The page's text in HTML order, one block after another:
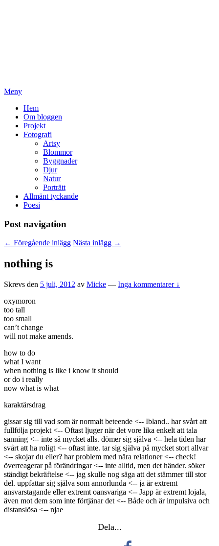
Meny
Primär
meny
Hem
Om bloggen
Projekt
Fotografi
Artsy
Blommor
Byggnader
Djur
Natur
Porträtt
Allmänt tyckande
Poesi
Post navigation
← Föregående inlägg Nästa inlägg →
nothing is
Skrevs den 5 juli, 2012 av Micke — Inga kommentarer ↓
oxymoron
too tall
too small
can’t change
will not make amends.
how to do
what I want
when nothing is like i know it should
or do i really
now what is what
karaktärsdrag
gissar sig till vad som är normalt beteende <-- Ibland.. har svårt att
fullfölja projekt <-- Oftast ljuger när det vore lika enkelt att tala
sanning <-- inte så mycket alls. dömer sig själva <-- hela tiden har
svårt att ha roligt <-- oftast inte. tar sig själva på mycket stort allvar
<-- skojar du eller? har problem med nära relationer <-- check!
överreagerar på förändringar <-- inte alltid, men det händer. söker
ständigt bekräftelse <-- jag skulle nog säga att det stämmer till stor
del. uppfattar sig själva som annorlunda <-- ja är extremt
ansvarstagande eller extremt oansvariga <-- Japp är extremt lojala,
även mot dem som inte förtjänar det <-- Både och är impulsiva och
distanslösa <-- njae
Dela...